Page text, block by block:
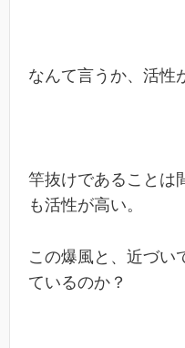
なんて言うか、活性
竿抜けであることは
も活性が高い。
この爆風と、近づい
ているのか？